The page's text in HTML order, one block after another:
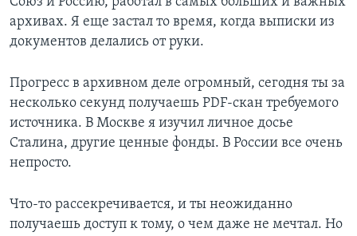
архивах. Я еще застал то время, когда выписки из
документов делались от руки.
Прогресс в архивном деле огромный, сегодня ты за
несколько секунд получаешь PDF-скан требуемого
источника. В Москве я изучил личное досье
Сталина, другие ценные фонды. В России все очень
непросто.
Что-то рассекречивается, и ты неожиданно
получаешь доступ к тому, о чем даже не мечтал. Но